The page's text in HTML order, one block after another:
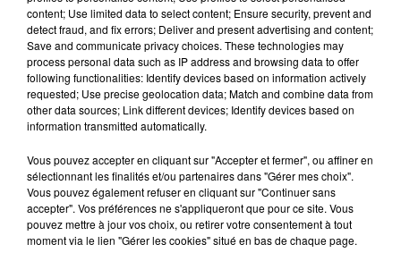
entre une voiture et un minibus
5 août 2026
Violences conjugales : le chef
Jean Imbert (Top Chef) rattrapé
par...
5 août 2026
"Attention au démarchage
content; Use limited data to select content; Ensure security, prevent and
detect fraud, and fix errors; Deliver and present advertising and content;
Save and communicate privacy choices. These technologies may
process personal data such as IP address and browsing data to offer
following functionalities: Identify devices based on information actively
requested; Use precise geolocation data; Match and combine data from
other data sources; Link different devices; Identify devices based on
information transmitted automatically.
Vous pouvez accepter en cliquant sur "Accepter et fermer", ou affiner en
sélectionnant les finalités et/ou partenaires dans "Gérer mes choix".
Vous pouvez également refuser en cliquant sur "Continuer sans
accepter". Vos préférences ne s'appliqueront que pour ce site. Vous
pouvez mettre à jour vos choix, ou retirer votre consentement à tout
moment via le lien "Gérer les cookies" situé en bas de chaque page.